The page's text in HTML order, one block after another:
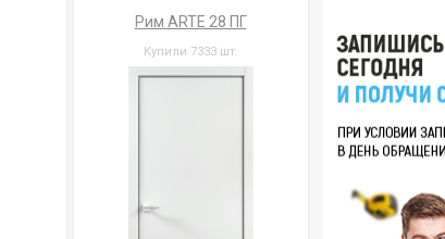
Рим ARTE 28 ПГ
Купили 7333 шт.